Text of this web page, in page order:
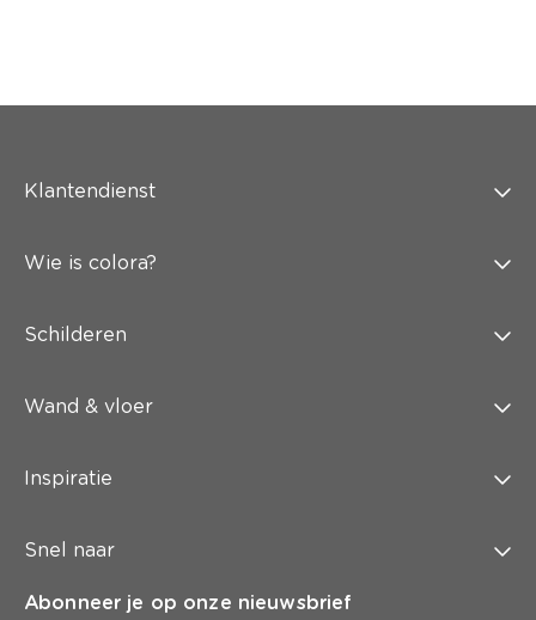
Klantendienst
Wie is colora?
Schilderen
Wand & vloer
Inspiratie
Snel naar
Abonneer je op onze nieuwsbrief